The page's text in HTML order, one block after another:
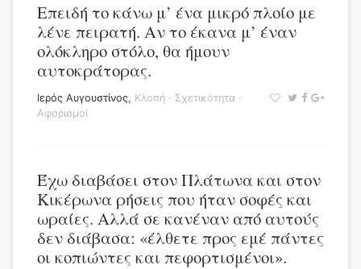
Επειδή το κάνω μ’ ένα μικρό πλοίο με
λένε πειρατή. Αν το έκανα μ’ έναν
ολόκληρο στόλο, θα ήμουν
αυτοκράτορας.
Ιερός Αυγουστίνος, Κλοπή · Σχετικότητα ·
Αφορισμοί
Έχω διαβάσει στον Πλάτωνα και στον
Κικέρωνα ρήσεις που ήταν σοφές και
ωραίες. Αλλά σε κανέναν από αυτούς
δεν διάβασα: «έλθετε προς εμέ πάντες
οι κοπιώντες και πεφορτισμένοι».